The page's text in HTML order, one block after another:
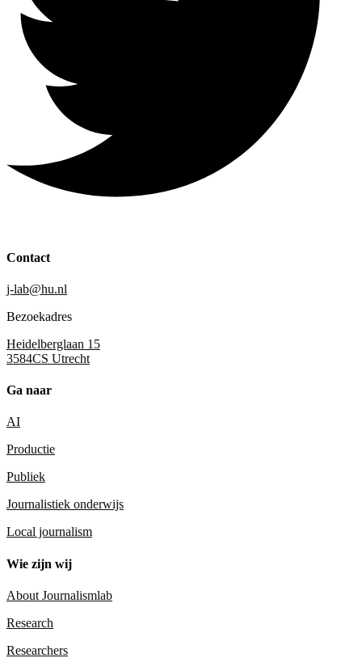
Contact
j-lab@hu.nl
Bezoekadres
Heidelberglaan 15
3584CS Utrecht
Ga naar
AI
Productie
Publiek
Journalistiek onderwijs
Local journalism
Wie zijn wij
About Journalismlab
Research
Researchers